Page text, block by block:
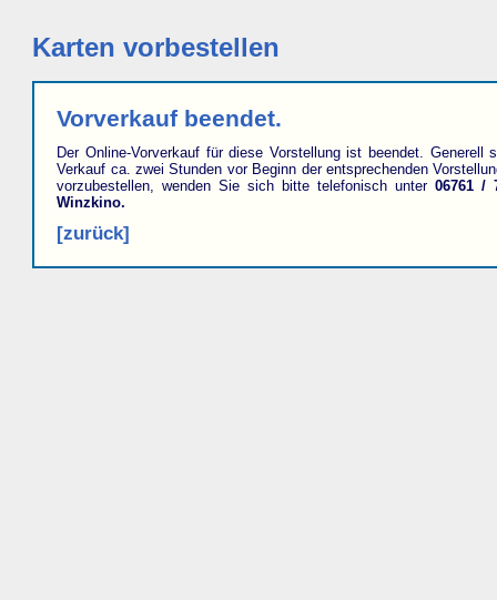
Karten vorbestellen
Vorverkauf beendet.
Der Online-Vorverkauf für diese Vorstellung ist beendet. Generell
Verkauf ca. zwei Stunden vor Beginn der entsprechenden
vorzubestellen, wenden Sie sich bitte telefonisch unter06761 /
Winzkino.
[zurück]